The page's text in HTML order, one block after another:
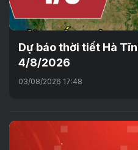
Dự báo thời tiết Hà
4/8/2026
03/08/2026 17:48